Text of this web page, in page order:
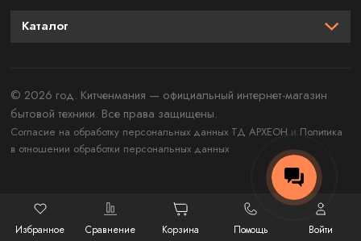
Каталог
© 2026 год. Китченмания — официальный интернет-магазин
бытовой техники. Все права защищены.
Согласие на обработку персональных данных ТД АРХЕОН и Политика
в отношении обработки персональных данных
Избранное Сравнение Корзина Помощь Войти